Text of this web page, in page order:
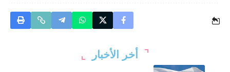
أخر الأخبار